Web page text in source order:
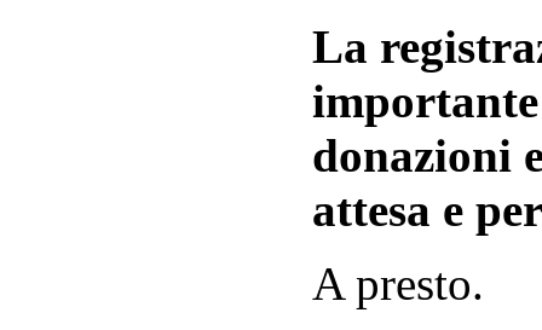
La
donazioni
attesa e
A presto.